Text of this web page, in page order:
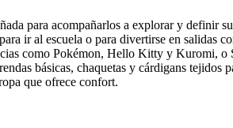
para acompañarlos a explorar y definir
ir al escuela o para divertirse en
como Pokémon, Hello Kitty y Kuromi, o
básicas, chaquetas y cárdigans
que ofrece confort.